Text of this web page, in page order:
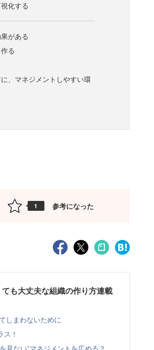
化する
がある
る
、マネジメントしやすい環
1 参考になった
も大丈夫な組織の作り方連載
しまわないために
！